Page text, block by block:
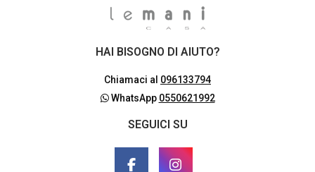
HAI BISOGNO DI AIUTO?
Chiamaci al 096133794
WhatsApp 0550621992
SEGUICI SU